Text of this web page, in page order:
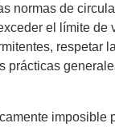
normas de
el límite de
respetar
prácticas
imposible